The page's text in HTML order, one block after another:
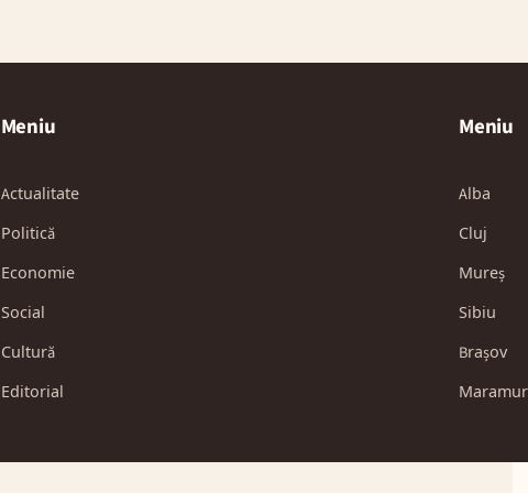
Meniu
Actualitate
Politică
Economie
Social
Cultură
Editorial
Meniu
Alba
Cluj
Mureș
Sibiu
Brașov